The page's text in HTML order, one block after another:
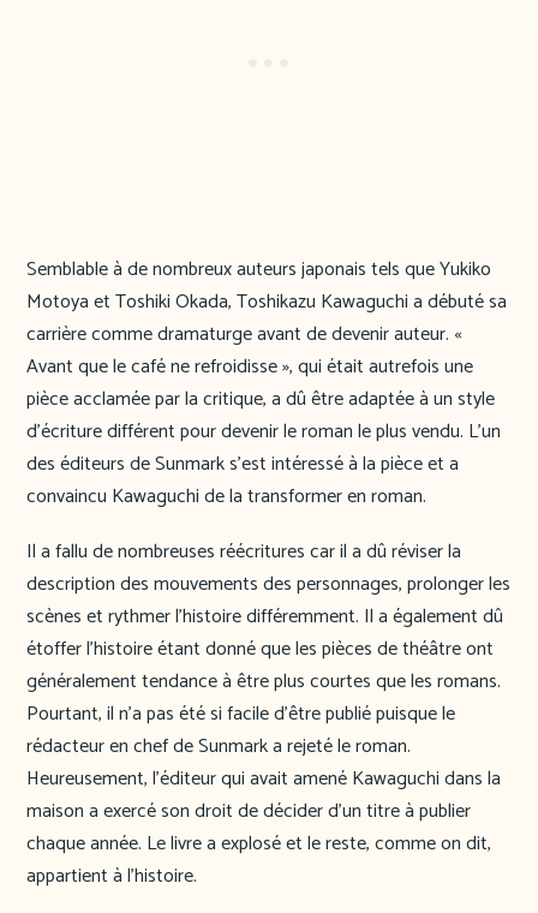
Semblable à de nombreux auteurs japonais tels que Yukiko
Motoya et Toshiki Okada, Toshikazu Kawaguchi a débuté sa
carrière comme dramaturge avant de devenir auteur. «
Avant que le café ne refroidisse », qui était autrefois une
pièce acclamée par la critique, a dû être adaptée à un style
d’écriture différent pour devenir le roman le plus vendu. L’un
des éditeurs de Sunmark s’est intéressé à la pièce et a
convaincu Kawaguchi de la transformer en roman.
Il a fallu de nombreuses réécritures car il a dû réviser la
description des mouvements des personnages, prolonger les
scènes et rythmer l’histoire différemment. Il a également dû
étoffer l’histoire étant donné que les pièces de théâtre ont
généralement tendance à être plus courtes que les romans.
Pourtant, il n’a pas été si facile d’être publié puisque le
rédacteur en chef de Sunmark a rejeté le roman.
Heureusement, l’éditeur qui avait amené Kawaguchi dans la
maison a exercé son droit de décider d’un titre à publier
chaque année. Le livre a explosé et le reste, comme on dit,
appartient à l’histoire.